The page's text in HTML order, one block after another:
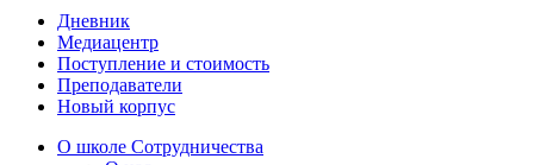
Дневник
Медиацентр
Поступление и стоимость
Преподаватели
Новый корпус
О школе Сотрудничества